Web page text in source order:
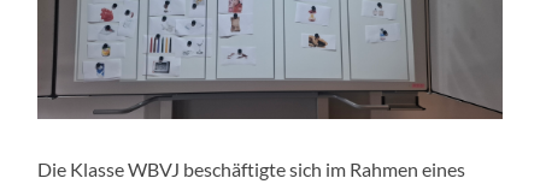
Die Klasse WBVJ beschäftigte sich im Rahmen eines